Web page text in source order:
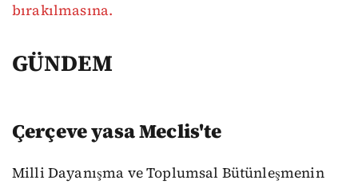
bırakılmasına.
GÜNDEM
Çerçeve yasa Meclis'te
Milli Dayanışma ve Toplumsal Bütünleşmenin